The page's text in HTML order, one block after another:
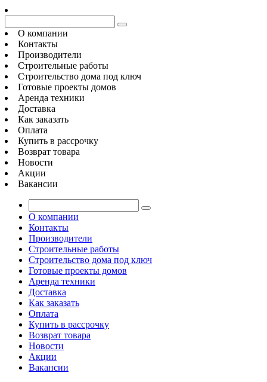
О компании
Контакты
Производители
Строительные работы
Строительство дома под ключ
Готовые проекты домов
Аренда техники
Доставка
Как заказать
Оплата
Купить в рассрочку
Возврат товара
Новости
Акции
Вакансии
О компании
Контакты
Производители
Строительные работы
Строительство дома под ключ
Готовые проекты домов
Аренда техники
Доставка
Как заказать
Оплата
Купить в рассрочку
Возврат товара
Новости
Акции
Вакансии